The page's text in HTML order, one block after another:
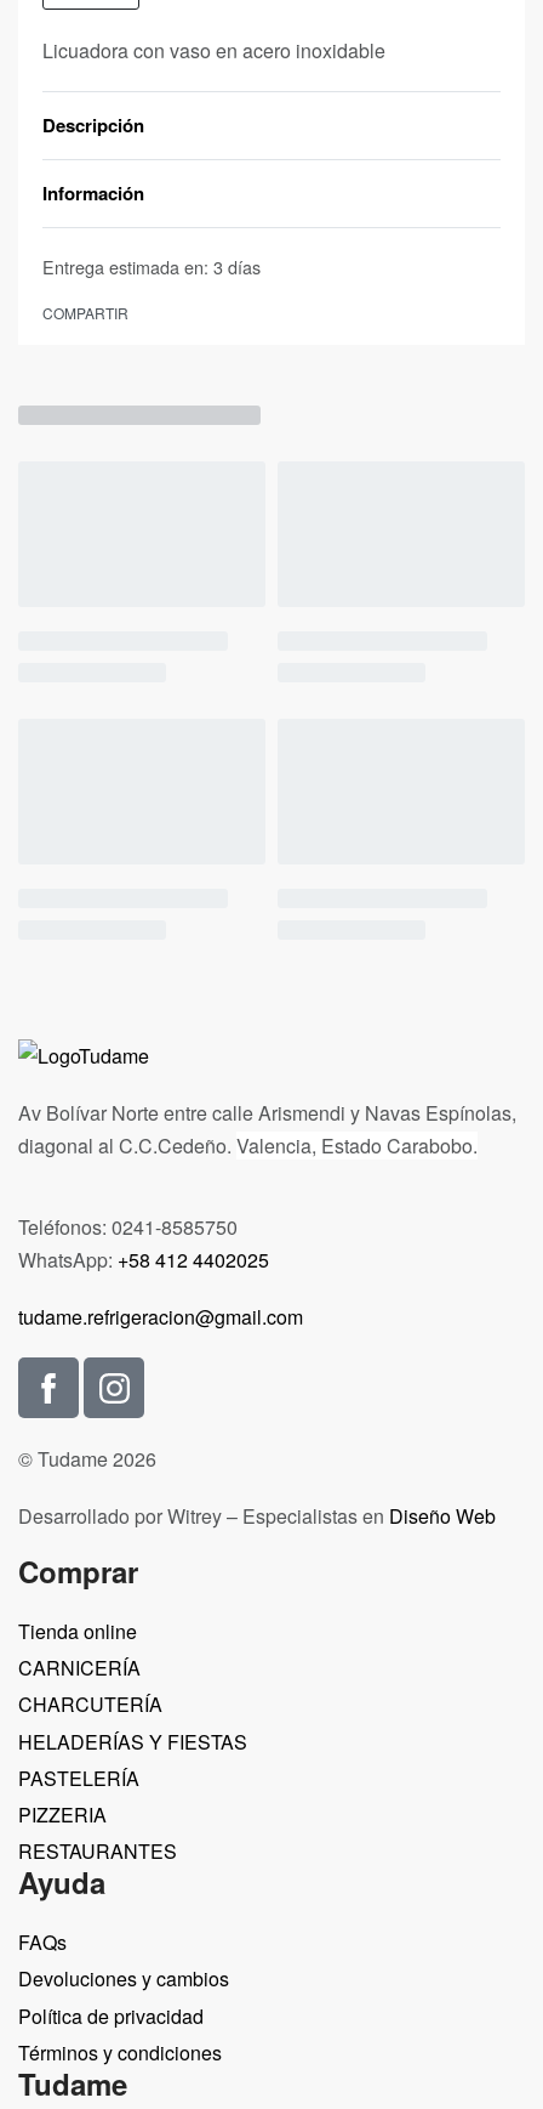
Licuadora con vaso en acero inoxidable
Descripción
Información
Entrega estimada en: 3 días
COMPARTIR
Av Bolívar Norte entre calle Arismendi y Navas Espínolas,
diagonal al C.C.Cedeño. Valencia, Estado Carabobo.
Teléfonos: 0241-8585750
WhatsApp: +58 412 4402025
tudame.refrigeracion@gmail.com
© Tudame 2026
Desarrollado por Witrey – Especialistas en Diseño Web
Comprar
Tienda online
CARNICERÍA
CHARCUTERÍA
HELADERÍAS Y FIESTAS
PASTELERÍA
PIZZERIA
RESTAURANTES
Ayuda
FAQs
Devoluciones y cambios
Política de privacidad
Términos y condiciones
Tudame